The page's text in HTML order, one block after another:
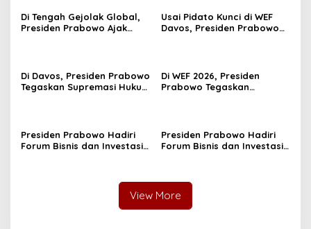
Daerah”
Di Tengah Gejolak Global,
Presiden Prabowo Ajak
Usai Pidato Kunci di WEF
Davos, Presiden Prabowo
Di Davos, Presiden Prabowo
Tegaskan Supremasi Hukum
Di WEF 2026, Presiden
Prabowo Tegaskan
Masa Depan Indonesia
Presiden Prabowo Hadiri
Forum Bisnis dan Investasi
Presiden Prabowo Hadiri
Forum Bisnis dan Investasi
View More